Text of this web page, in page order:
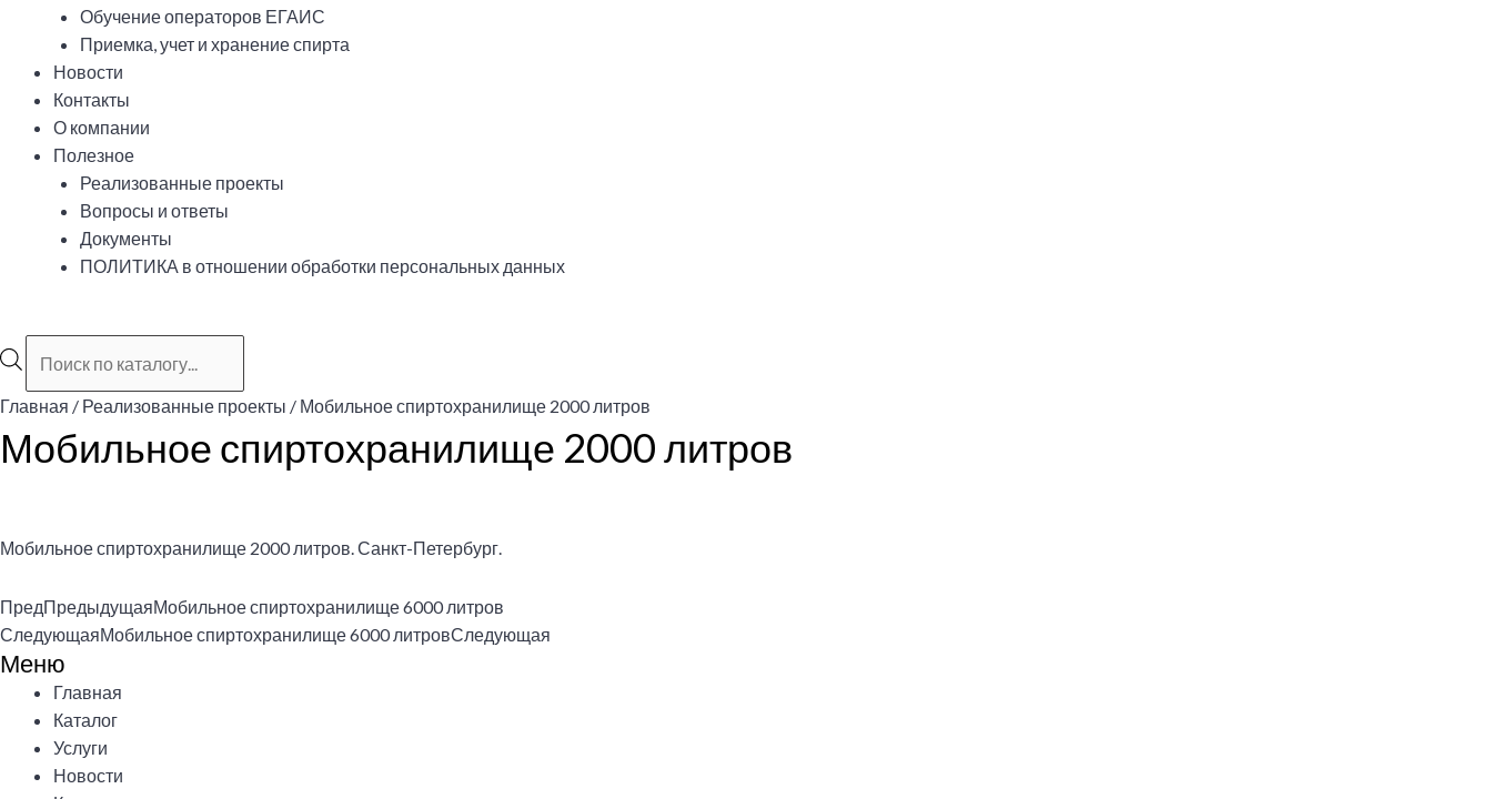
Обучение операторов ЕГАИС
Приемка, учет и хранение спирта
Новости
Контакты
О компании
Полезное
Реализованные проекты
Вопросы и ответы
Документы
ПОЛИТИКА в отношении обработки персональных данных
товаров
Главная / Реализованные проекты / Мобильное спиртохранилище 2000 литров
Мобильное спиртохранилище 2000 литров
Мобильное спиртохранилище 2000 литров. Санкт-Петербург.
ПредПредыдущаяМобильное спиртохранилище 6000 литров
СледующаяМобильное спиртохранилище 6000 литровСледующая
Меню
Меню
Главная
Каталог
Услуги
Новости